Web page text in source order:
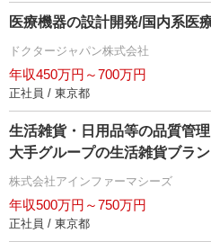
医療機器の設計開発/国内系医
ドクタージャパン株式会社
年収450万円～700万円
正社員 / 東京都
生活雑貨・日用品等の品質管
大手グループの生活雑貨ブラ
株式会社アインファーマシーズ
年収500万円～750万円
正社員 / 東京都